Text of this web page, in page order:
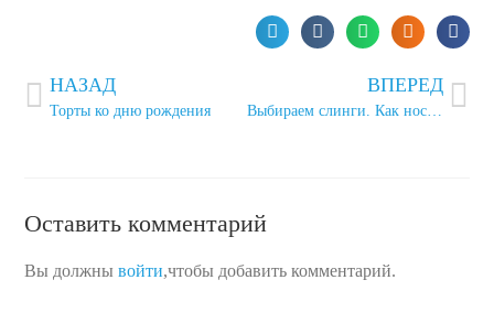
НАЗАД
Торты ко дню рождения
ВПЕРЕД
Выбираем слинги. Как носить в них ребенка?
Оставить комментарий
Вы должнывойти,чтобы добавить комментарий.